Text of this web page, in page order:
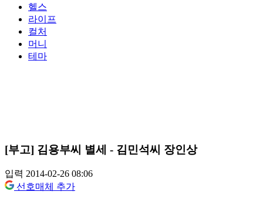
헬스
라이프
컬처
머니
테마
[부고] 김용부씨 별세 - 김민석씨 장인상
입력 2014-02-26 08:06
선호매체 추가